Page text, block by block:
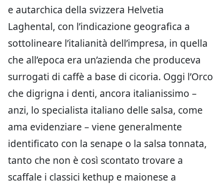
e autarchica della svizzera Helvetia
Laghental, con l’indicazione geografica a
sottolineare l’italianità dell’impresa, in quella
che all’epoca era un’azienda che produceva
surrogati di caffè a base di cicoria. Oggi l’Orco
che digrigna i denti, ancora italianissimo –
anzi, lo specialista italiano delle salsa, come
ama evidenziare – viene generalmente
identificato con la senape o la salsa tonnata,
tanto che non è così scontato trovare a
scaffale i classici kethup e maionese a